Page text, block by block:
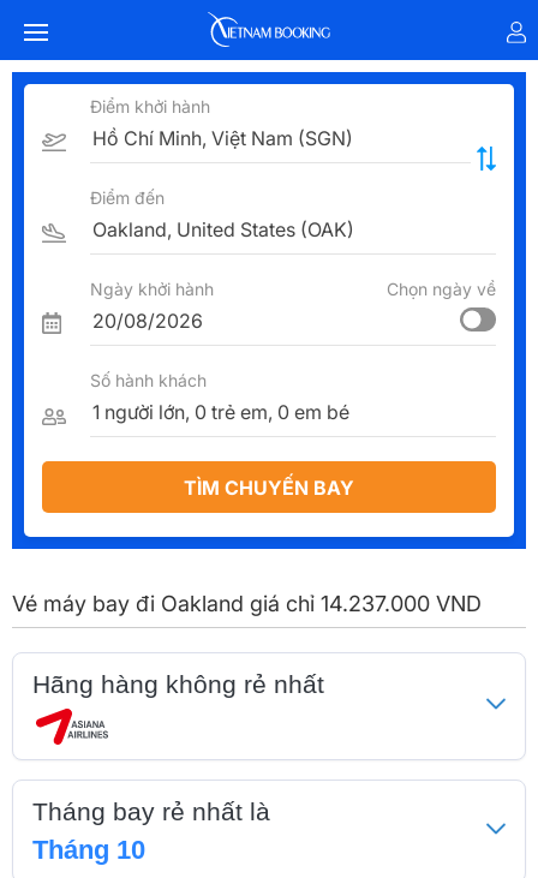
Điểm khởi hành
Điểm đến
Ngày khởi hành Chọn ngày về
Số hành khách
TÌM CHUYẾN BAY
Vé máy bay đi Oakland giá chỉ 14.237.000 VND
Hãng hàng không rẻ nhất
Tháng bay rẻ nhất là
Tháng 10